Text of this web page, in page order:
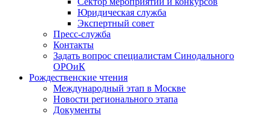
Юридическая служба
Экспертный совет
Пресс-служба
Контакты
Задать вопрос специалистам Синодального
ОРОиК
Рождественские чтения
Международный этап в Москве
Новости регионального этапа
Документы